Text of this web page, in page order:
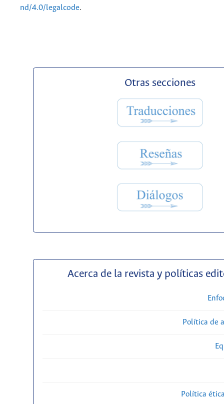
nd/4.0/legalcode.
Otras secciones
Acerca de la revista y políticas
Política de
Política